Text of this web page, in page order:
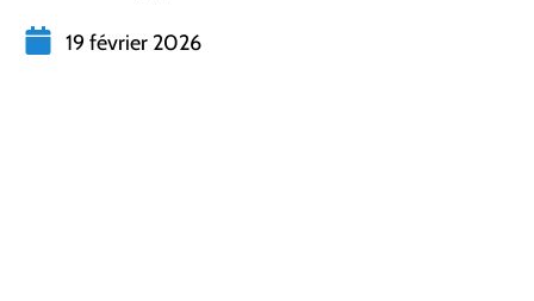
19 février 2026